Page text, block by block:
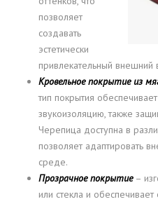
позволяет
создавать
эстетически
привлекательный внешний
Кровельное покрытие из
тип покрытия
звукоизоляцию, также
Черепица доступна в
позволяет адаптировать
среде.
Прозрачное покрытие–
или стекла и